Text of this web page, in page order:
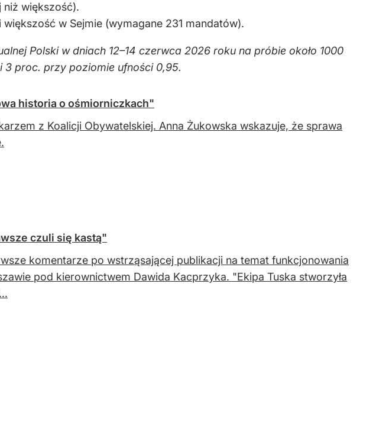
niż większość).
większość w Sejmie (wymagane 231 mandatów).
Polski w dniach 12–14 czerwca 2026 roku na próbie około 1000
3 proc. przy poziomie ufności 0,95.
historia o ośmiorniczkach"
z Koalicji Obywatelskiej. Anna Żukowska wskazuje, że sprawa
czuli się kastą"
komentarze po wstrząsającej publikacji na temat funkcjonowania
pod kierownictwem Dawida Kacprzyka. "Ekipa Tuska stworzyła